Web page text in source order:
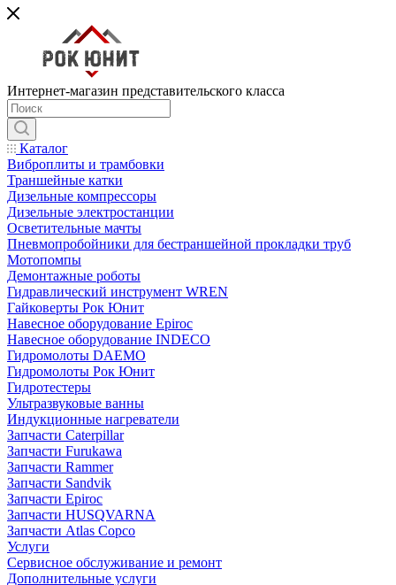
Интернет-магазин представительского класса
Каталог
Виброплиты и трамбовки
Траншейные катки
Дизельные компрессоры
Дизельные электростанции
Осветительные мачты
Пневмопробойники для бестраншейной прокладки труб
Мотопомпы
Демонтажные роботы
Гидравлический инструмент WREN
Гайковерты Рок Юнит
Навесное оборудование Epiroc
Навесное оборудование INDECO
Гидромолоты DAEMO
Гидромолоты Рок Юнит
Гидротестеры
Ультразвуковые ванны
Индукционные нагреватели
Запчасти Caterpillar
Запчасти Furukawa
Запчасти Rammer
Запчасти Sandvik
Запчасти Epiroc
Запчасти HUSQVARNA
Запчасти Atlas Copco
Услуги
Сервисное обслуживание и ремонт
Дополнительные услуги